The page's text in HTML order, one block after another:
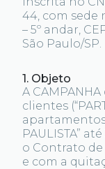
44, com sede
– 5º andar,
São Paulo/SP.
1. Objeto
A
clientes
apartamentos
PAULISTA” até
o Contrato de
e com a